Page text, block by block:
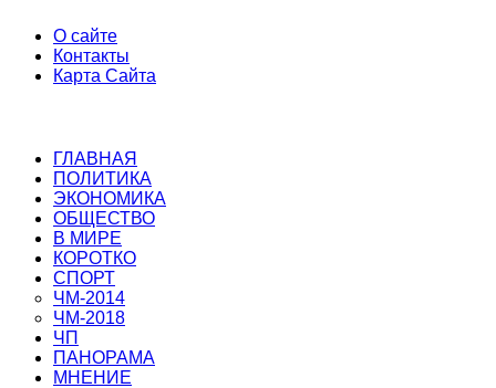
О сайте
Контакты
Карта Сайта
ГЛАВНАЯ
ПОЛИТИКА
ЭКОНОМИКА
ОБЩЕСТВО
В МИРЕ
КОРОТКО
СПОРТ
ЧМ-2014
ЧМ-2018
ЧП
ПАНОРАМА
МНЕНИЕ